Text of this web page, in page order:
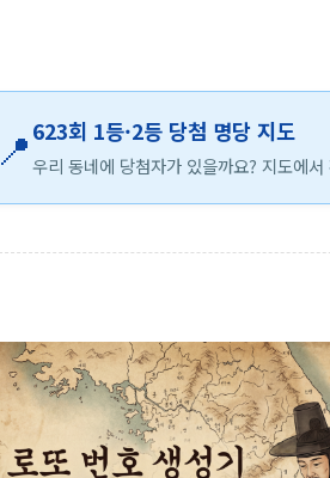
📍 623회 1등·2등 당첨 명당 지도
우리 동네에 당첨자가 있을까요? 지도에서